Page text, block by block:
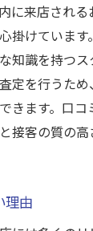
に来店され
掛けていま
知識を持つ
定を行うた
きます。口
接客の質の
理由